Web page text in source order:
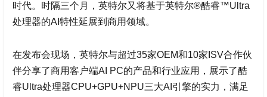
时代。时隔三个月，英特尔又将基于英特尔®酷睿™Ultra
处理器的AI特性延展到商用领域。
在发布会现场，英特尔与超过35家OEM和10家ISV合作伙
伴分享了商用客户端AI PC的产品和行业应用，展示了酷
睿Ultra处理器CPU+GPU+NPU三大AI引擎的实力，满足